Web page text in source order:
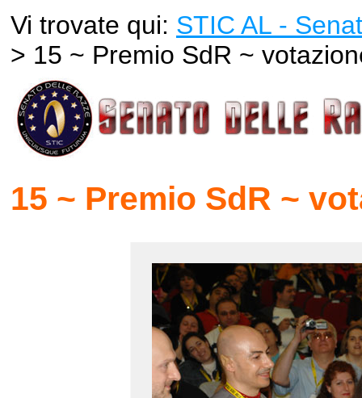
Vi trovate qui: STIC AL -
> 15 ~ Premio SdR ~
15 ~ Premio SdR ~